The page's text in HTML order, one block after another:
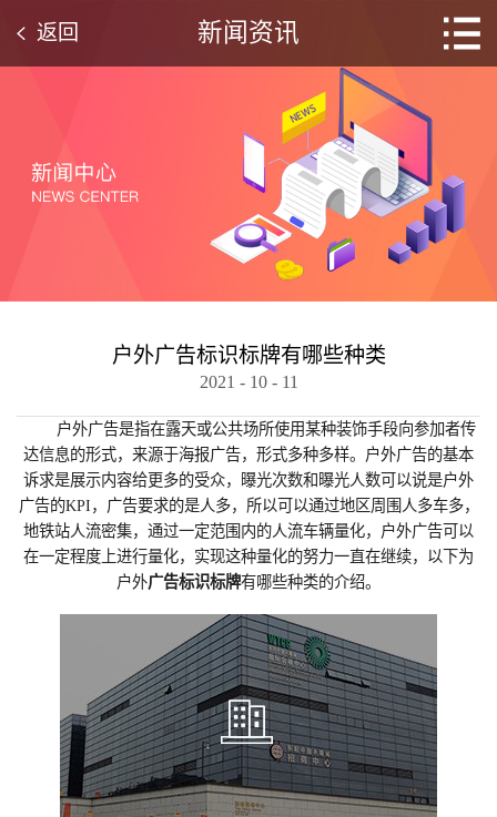
新闻资讯
返回
户外广告标识标牌有哪些种类
2021 - 10 - 11
户外广告是指在露天或公共场所使用某种装饰手段向参加者传
达信息的形式，来源于海报广告，形式多种多样。户外广告的基本
诉求是展示内容给更多的受众，曝光次数和曝光人数可以说是户外
广告的KPI，广告要求的是人多，所以可以通过地区周围人多车多，
地铁站人流密集，通过一定范围内的人流车辆量化，户外广告可以
在一定程度上进行量化，实现这种量化的努力一直在继续，以下为
户外广告标识标牌有哪些种类的介绍。